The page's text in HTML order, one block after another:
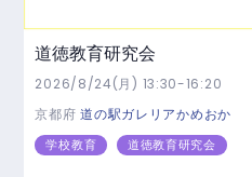
道徳教育研究会
2026/8/24(月) 13:30-16:20
京都府道の駅ガレリアかめおか
学校教育 道徳教育研究会